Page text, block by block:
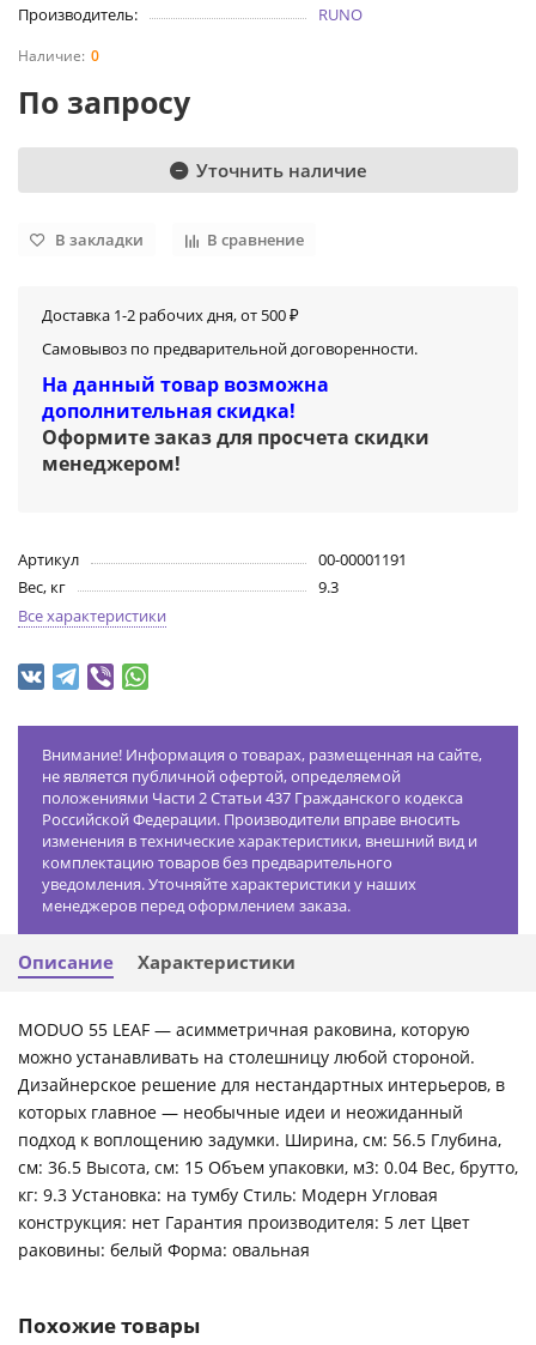
Производитель:
RUNO
0
По запросу
Уточнить наличие
В закладки В сравнение
Доставка 1-2 рабочих дня, от 500 ₽
Самовывоз по предварительной договоренности.
На данный товар возможна
дополнительная скидка!
Оформите заказ для просчета скидки
менеджером!
Артикул
00-00001191
Вес, кг
9.3
Все характеристики
Внимание! Информация о товарах, размещенная на сайте,
не является публичной офертой, определяемой
положениями Части 2 Статьи 437 Гражданского кодекса
Российской Федерации. Производители вправе вносить
изменения в технические характеристики, внешний вид и
комплектацию товаров без предварительного
уведомления. Уточняйте характеристики у наших
менеджеров перед оформлением заказа.
Описание Характеристики
MODUO 55 LEAF — асимметричная раковина, которую
можно устанавливать на столешницу любой стороной.
Дизайнерское решение для нестандартных интерьеров, в
которых главное — необычные идеи и неожиданный
подход к воплощению задумки. Ширина, см: 56.5 Глубина,
см: 36.5 Высота, см: 15 Объем упаковки, м3: 0.04 Вес, брутто,
кг: 9.3 Установка: на тумбу Стиль: Модерн Угловая
конструкция: нет Гарантия производителя: 5 лет Цвет
раковины: белый Форма: овальная
Похожие товары